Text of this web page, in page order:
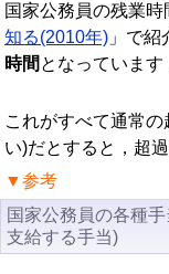
国家公務員の残業時
知る(2010年) 」で
時間 となっています
これがすべて通常
い)だとすると，超
▼参考
国家公務員の各種
支給する手当)